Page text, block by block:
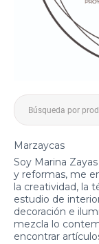
Marzaycas
Soy Marina
y reformas, me
la creatividad, la
estudio de
decoración e
mezcla lo
encontrar